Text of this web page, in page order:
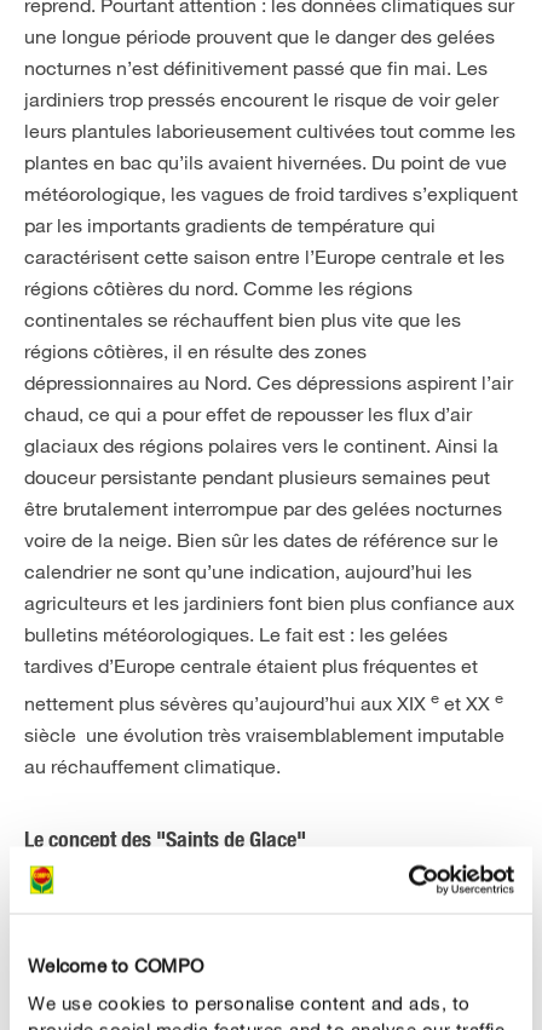
Welcome to COMPO
We use cookies to personalise content and ads, to
reprend. Pourtant attention : les données climatiques sur
une longue période prouvent que le danger des gelées
nocturnes n’est définitivement passé que fin mai. Les
jardiniers trop pressés encourent le risque de voir geler
leurs plantules laborieusement cultivées tout comme les
plantes en bac qu’ils avaient hivernées. Du point de vue
météorologique, les vagues de froid tardives s’expliquent
par les importants gradients de température qui
caractérisent cette saison entre l’Europe centrale et les
régions côtières du nord. Comme les régions
continentales se réchauffent bien plus vite que les
régions côtières, il en résulte des zones
dépressionnaires au Nord. Ces dépressions aspirent l’air
chaud, ce qui a pour effet de repousser les flux d’air
glaciaux des régions polaires vers le continent. Ainsi la
douceur persistante pendant plusieurs semaines peut
être brutalement interrompue par des gelées nocturnes
voire de la neige. Bien sûr les dates de référence sur le
calendrier ne sont qu’une indication, aujourd’hui les
agriculteurs et les jardiniers font bien plus confiance aux
bulletins météorologiques. Le fait est : les gelées
tardives d’Europe centrale étaient plus fréquentes et
nettement plus sévères qu’aujourd’hui aux XIX e et XX e
siècle une évolution très vraisemblablement imputable
au réchauffement climatique.
Le concept des "Saints de Glace"
Le nom "Saints de Glace" est issu du langage populaire.
semis, mais également les commémorations religieuses
Mamert (11 mai), Saint Pancrace (12 mai), Saint Servais